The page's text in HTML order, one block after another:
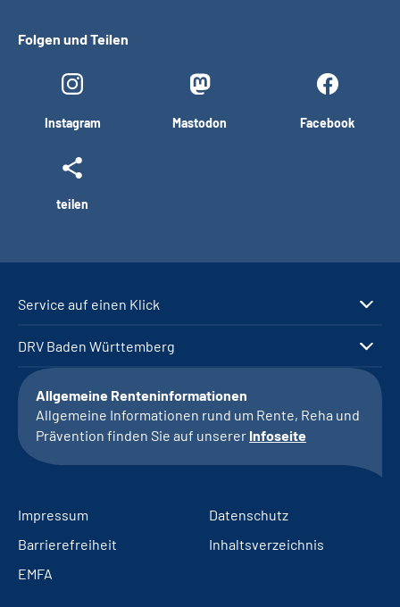
Folgen und Teilen
Instagram Mastodon Facebook
teilen
Service auf einen Klick
DRV Baden Württemberg
Allgemeine Renteninformationen
Allgemeine Informationen rund um Rente, Reha und
Prävention finden Sie auf unserer Infoseite
Impressum
Datenschutz
Barrierefreiheit
Inhaltsverzeichnis
EMFA